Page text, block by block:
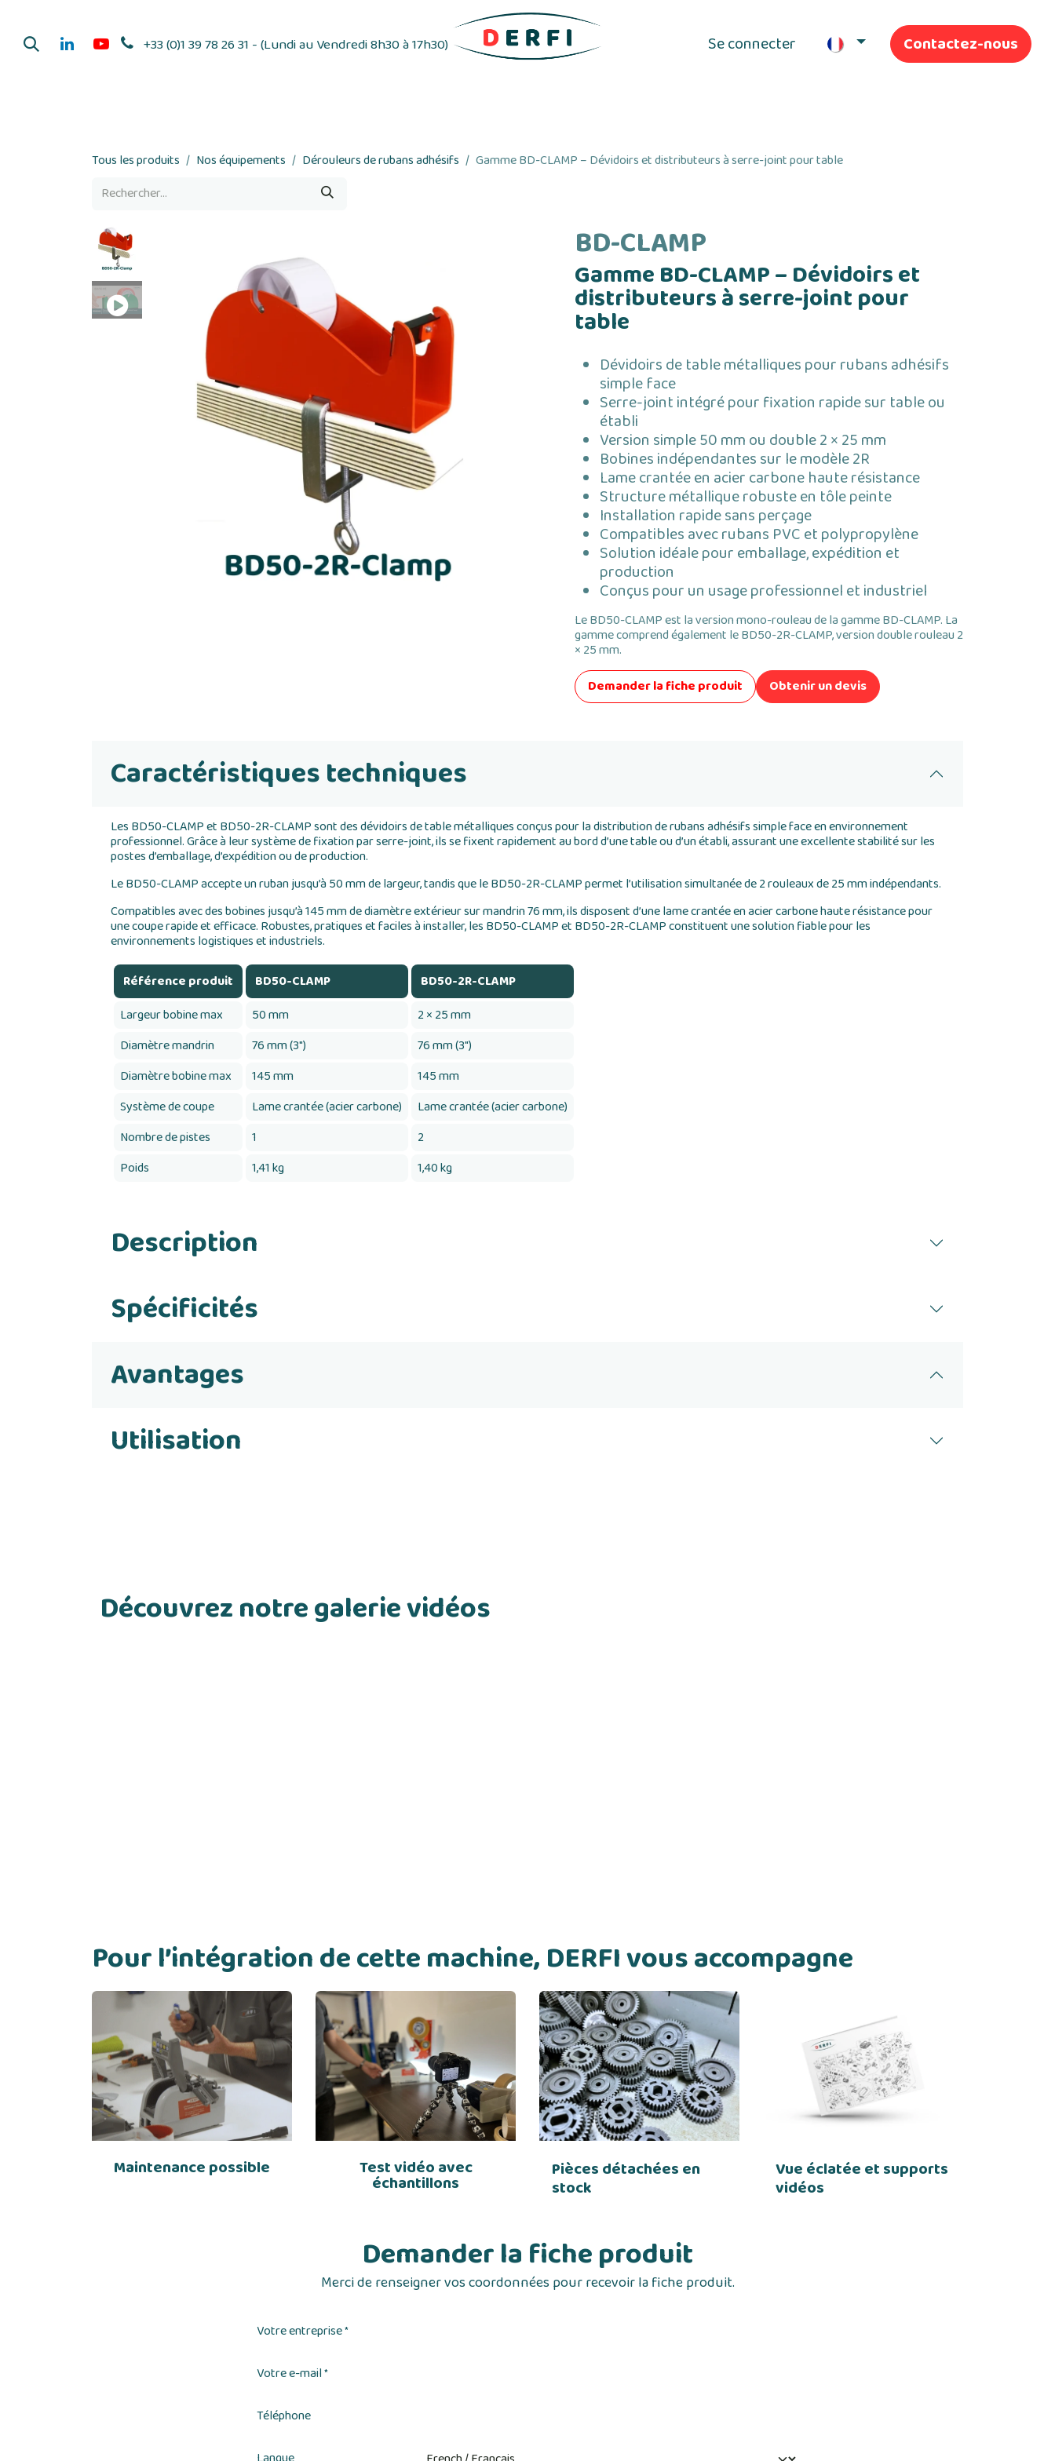
+33 (0)1 39 78 26 31 - (Lundi au Vendredi 8h30 à 17h30) Se connecter Contactez-nous
Tous les produits Nos équipements Dérouleurs de rubans adhésifs Gamme BD-CLAMP – Dévidoirs et distributeurs à serre-joint pour table
BD-CLAMP
Gamme BD-CLAMP – Dévidoirs et
distributeurs à serre-joint pour
table
Dévidoirs de table métalliques pour rubans adhésifs
simple face
Serre-joint intégré pour fixation rapide sur table ou
établi
Version simple 50 mm ou double 2 × 25 mm
Bobines indépendantes sur le modèle 2R
Lame crantée en acier carbone haute résistance
Structure métallique robuste en tôle peinte
Installation rapide sans perçage
Compatibles avec rubans PVC et polypropylène
Solution idéale pour emballage, expédition et
production
Conçus pour un usage professionnel et industriel
Le BD50-CLAMP est la version mono-rouleau de la gamme BD-CLAMP. La
gamme comprend également le BD50-2R-CLAMP, version double rouleau 2
× 25 mm.
Demander la fiche produit
Obtenir un devis
Caractéristiques techniques
Les BD50-CLAMP et BD50-2R-CLAMP sont des dévidoirs de table métalliques conçus pour la distribution de rubans adhésifs simple face en environnement
professionnel. Grâce à leur système de fixation par serre-joint, ils se fixent rapidement au bord d’une table ou d’un établi, assurant une excellente stabilité sur les
postes d’emballage, d’expédition ou de production.
Le BD50-CLAMP accepte un ruban jusqu’à 50 mm de largeur, tandis que le BD50-2R-CLAMP permet l’utilisation simultanée de 2 rouleaux de 25 mm indépendants.
Compatibles avec des bobines jusqu’à 145 mm de diamètre extérieur sur mandrin 76 mm, ils disposent d’une lame crantée en acier carbone haute résistance pour
une coupe rapide et efficace. Robustes, pratiques et faciles à installer, les BD50-CLAMP et BD50-2R-CLAMP constituent une solution fiable pour les
environnements logistiques et industriels.
Référence produit BD50-CLAMP
BD50-2R-CLAMP
Largeur bobine max
50 mm
2 × 25 mm
Diamètre mandrin
76 mm (3")
76 mm (3")
Diamètre bobine max
145 mm
145 mm
Système de coupe
Lame crantée (acier carbone)
Lame crantée (acier carbone)
Nombre de pistes
1
2
Poids
1,41 kg 1,40 kg
Description
Spécificités
Avantages
Utilisation
Découvrez notre galerie vidéos
Pour l’intégration de cette machine, DERFI vous accompagne
Maintenance possible Test vidéo avec
échantillons
Pièces détachées en
stock
Vue éclatée et supports
vidéos
Demander la fiche produit
Merci de renseigner vos coordonnées pour recevoir la fiche produit.
Votre entreprise*
Votre e-mail*
Téléphone